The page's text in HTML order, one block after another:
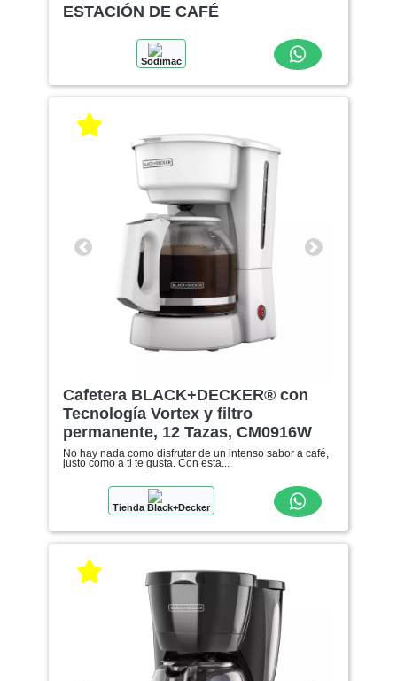
ESTACIÓN DE CAFÉ
Sodimac
Anterior Siguiente
Cafetera BLACK+DECKER® con
Tecnología Vortex y filtro
permanente, 12 Tazas, CM0916W
No hay nada como disfrutar de un intenso sabor a café,
justo como a ti te gusta. Con esta...
Tienda Black+Decker